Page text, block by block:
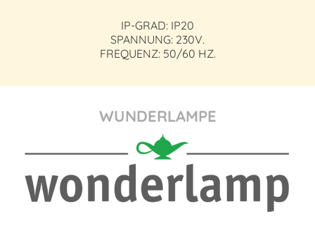
IP-GRAD: IP20
SPANNUNG: 230V.
FREQUENZ: 50/60 HZ.
WUNDERLAMPE